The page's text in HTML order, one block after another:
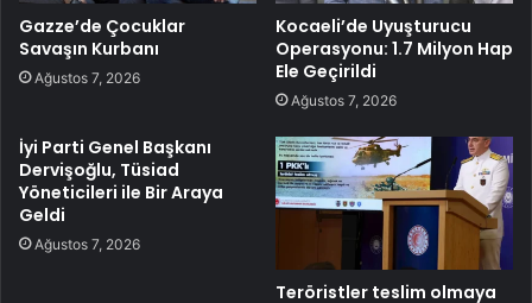
Gazze’de Çocuklar
Savaşın Kurbanı
Ağustos 7, 2026
Kocaeli’de Uyuşturucu
Operasyonu: 1.7 Milyon Hap
Ele Geçirildi
Ağustos 7, 2026
İyi Parti Genel Başkanı
Dervişoğlu, Tüsiad
Yöneticileri ile Bir Araya
Geldi
Ağustos 7, 2026
Teröristler teslim olmaya